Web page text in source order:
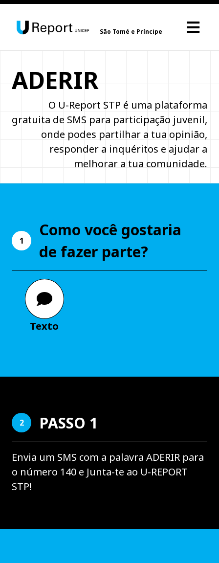
São Tomé e Príncipe
ADERIR
O U-Report STP é uma plataforma
gratuita de SMS para participação juvenil,
onde podes partilhar a tua opinião,
responder a inquéritos e ajudar a
melhorar a tua comunidade.
1
Como você gostaria
de fazer parte?
Texto
2 PASSO 1
Envia um SMS com a palavra ADERIR para
o número 140 e Junta-te ao U-REPORT
STP!